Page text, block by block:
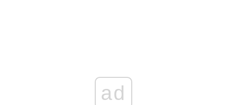
ad